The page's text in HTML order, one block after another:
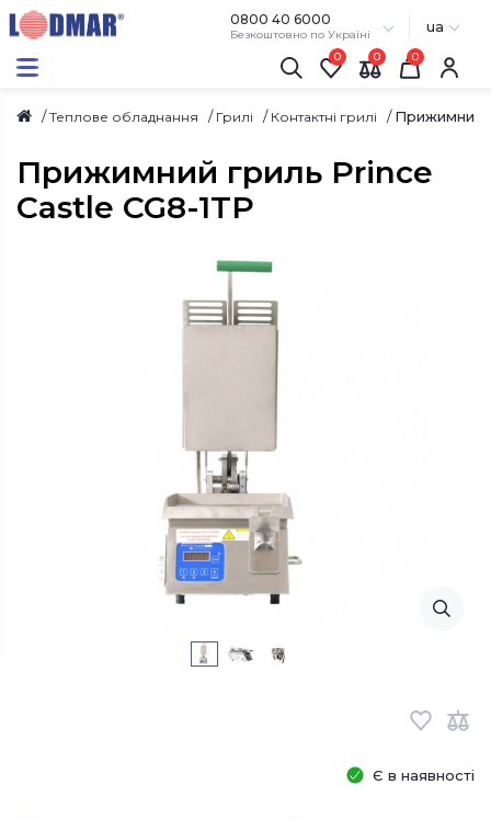
0800 40 6000
Безкоштовно по Україні ua
0 0
Теплове обладнання Грилі Контактні грилі Прижимний
Прижимний гриль Prince
Castle CG8-1TP
Є в наявності